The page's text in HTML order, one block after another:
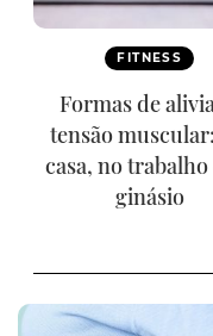
FITNESS
Formas de
tensão
casa, no trabalho
ginásio